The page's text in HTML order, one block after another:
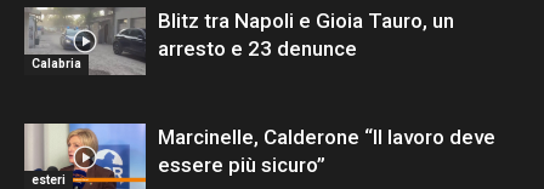
Calabria
Blitz tra Napoli e Gioia Tauro, un
arresto e 23 denunce
esteri
Marcinelle, Calderone “Il lavoro deve
essere più sicuro”